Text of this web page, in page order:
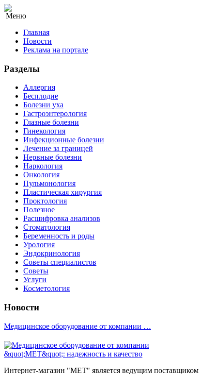
Меню
Главная
Новости
Реклама на портале
Разделы
Аллергия
Бесплодие
Болезни уха
Гастроэнтерология
Глазные болезни
Гинекология
Инфекционные болезни
Лечение за границей
Нервные болезни
Наркология
Онкология
Пульмонология
Пластическая хирургия
Проктология
Полезное
Расшифровка анализов
Стоматология
Беременность и роды
Урология
Эндокринология
Советы специалистов
Советы
Услуги
Косметология
Новости
Медицинское оборудование от компании …
Интернет-магазин "МЕТ" является ведущим поставщиком